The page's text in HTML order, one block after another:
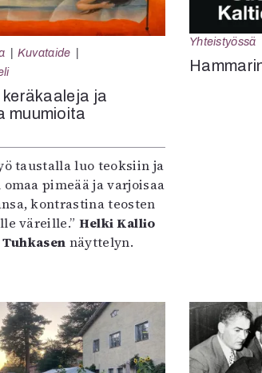
Kuvataide
ja
muumioita
taustalla luo teoksiin ja
pimeää ja varjoisaa
kontrastina teosten
väreille.” Helki Kallio
näyttelyn.
Yhteistyössä